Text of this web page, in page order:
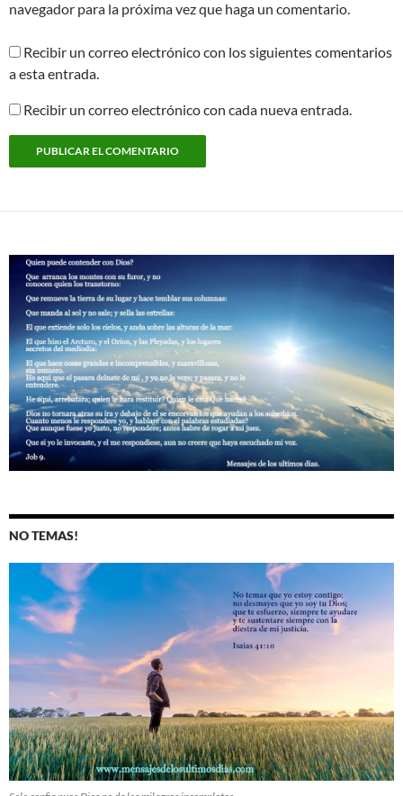
navegador para la próxima vez que haga un comentario.
Recibir un correo electrónico con los siguientes comentarios
a esta entrada.
Recibir un correo electrónico con cada nueva entrada.
NO TEMAS!